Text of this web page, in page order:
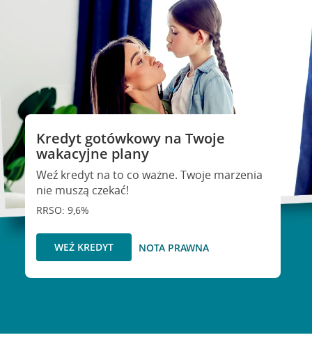
Kredyt gotówkowy na Twoje
wakacyjne plany
Weź kredyt na to co ważne. Twoje marzenia
nie muszą czekać!
RRSO: 9,6%
WEŹ KREDYT NOTA PRAWNA